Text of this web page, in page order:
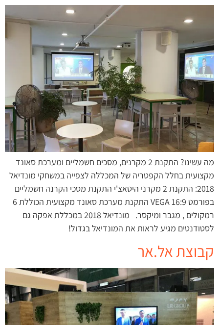
מה עשינו? התקנת 2 מקרנים, מסכים חשמליים ומערכת סאונד
מקצועית בחלל הקפטריה של המכללה לצפייה במשחקי מונדיאל
2018: התקנת 2 מקרני היטאצ'י התקנת מסכי הקרנה חשמליים
בפורמט 16:9 VEGA התקנת מערכת סאונד מקצועית הכוללת 6
רמקולים , מגבר ומיקסר. מונדיאל 2018 במכללת אפקה גם
לסטודנטים מגיע לראות את המונדיאל בגדול!
קבוצת אל.אר